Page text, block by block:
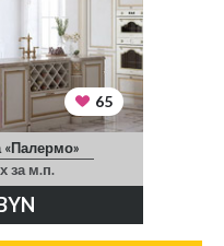
65
«Палермо»
за м.п.